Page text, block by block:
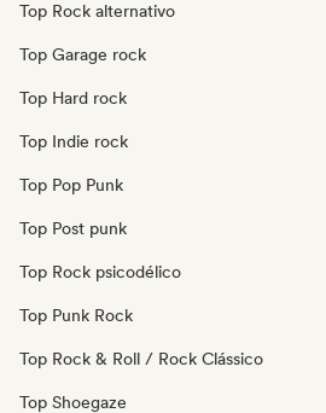
Top Rock alternativo
Top Garage rock
Top Hard rock
Top Indie rock
Top Pop Punk
Top Post punk
Top Rock psicodélico
Top Punk Rock
Top Rock & Roll / Rock Clássico
Top Shoegaze